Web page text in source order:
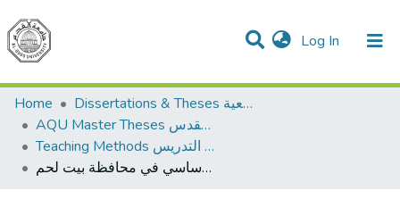
Log In (current)
Communities & Collections
All of DSpace
Home
Dissertations & Theses الرسائل الجامعية
AQU Master Theses الرسائل الجامعية الخاصة بجامعة القدس
Teaching Methods أساليب التدريس
أثر استخدام الخيال في تنمية التفكير الإبداعي والتحصيل لدى طلبة الصف الخامس الأساسي في محافظة بيت لحم